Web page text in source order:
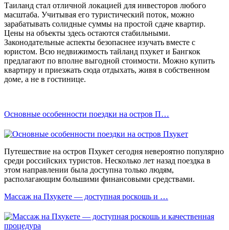
Таиланд стал отличной локацией для инвесторов любого
масштаба. Учитывая его туристический поток, можно
зарабатывать солидные суммы на простой сдаче квартир.
Цены на объекты здесь остаются стабильными.
Законодательные аспекты безопаснее изучать вместе с
юристом. Всю недвижимость тайланд пхукет и Бангкок
предлагают по вполне выгодной стоимости. Можно купить
квартиру и приезжать сюда отдыхать, живя в собственном
доме, а не в гостинице.
Основные особенности поездки на остров П…
Путешествие на остров Пхукет сегодня невероятно популярно
среди российских туристов. Несколько лет назад поездка в
этом направлении была доступна только людям,
располагающим большими финансовыми средствами.
Массаж на Пхукете — доступная роскошь и …